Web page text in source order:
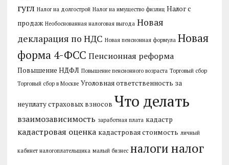
гугл Налог на долгострой Налог на имущество физлиц Налог с
продаж Необоснованная налоговая выгода Новая
декларация по НДС Новая пенсионная формула Новая
форма 4-ФСС Пенсионная реформа
Повышение НДФЛ Повышение пенсионного возраста Торговый сбор
Торговый сбор в Москве Уголовная ответственность за
неуплату страховых взносов Что делать
взаимозависимость заработная плата кадастр
кадастровая оценка кадастровая стоимость личный
кабинет налогоплательщика малый бизнес налоги налог